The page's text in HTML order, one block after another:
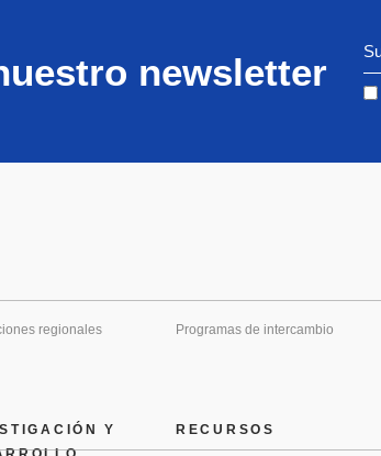
newsletter
regionales Programas de intercambio
Y
RECURSOS